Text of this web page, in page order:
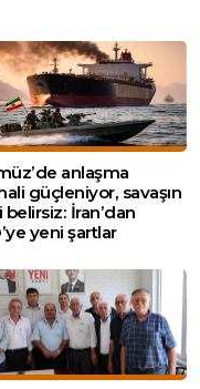
anlaşma
güçleniyor, savaşın
belirsiz: İran’dan
yeni şartlar